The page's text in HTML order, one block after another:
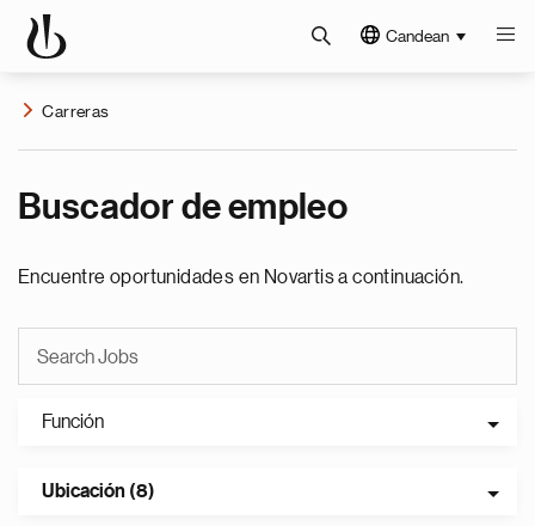
Candean
Carreras
Buscador de empleo
Encuentre oportunidades en Novartis a continuación.
Función
Ubicación (8)